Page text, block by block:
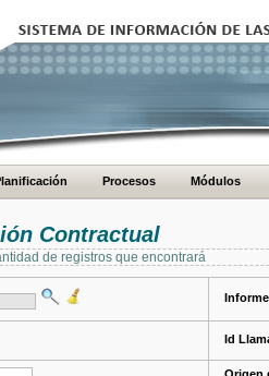
Procesos Módulos
Contractual
de registros que encontrará
Id